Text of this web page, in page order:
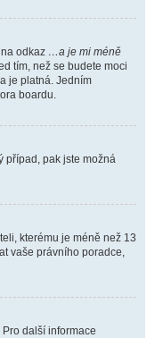
odkaz …a je mi méně
tím, než se budete moci
je platná. Jedním
boardu.
případ, pak jste možná
kterému je méně než 13
vaše právního poradce,
další informace